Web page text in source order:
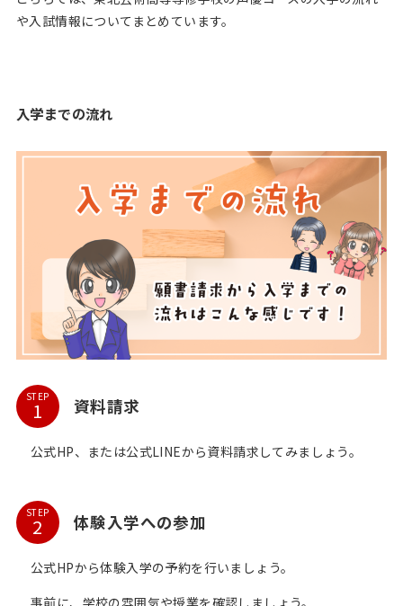
や入試情報についてまとめています。
入学までの流れ
STEP 資料請求
公式HP、または公式LINEから資料請求してみましょう。
STEP 体験入学への参加
公式HPから体験入学の予約を行いましょう。
事前に、学校の雰囲気や授業を確認しましょう。